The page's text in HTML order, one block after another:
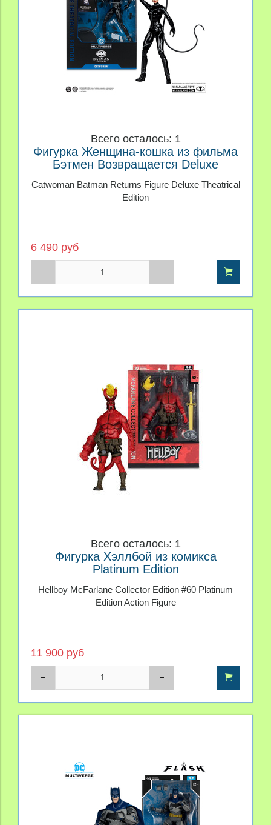
Всего осталось: 1
Фигурка Женщина-кошка из фильма
Бэтмен Возвращается Deluxe
Catwoman Batman Returns Figure Deluxe Theatrical
Edition
6 490 руб
Всего осталось: 1
Фигурка Хэллбой из комикса
Platinum Edition
Hellboy McFarlane Collector Edition #60 Platinum
Edition Action Figure
11 900 руб